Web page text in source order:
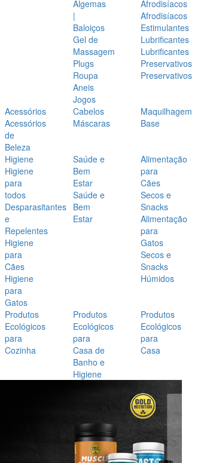
Algemas
|
Baloiços
Gel de
Massagem
Plugs
Roupa
Aneis
Jogos
Afrodisíacos
Afrodisíacos
Estimulantes
Lubrificantes
Lubrificantes
Preservativos
Preservativos
Acessórios
Acessórios
de
Beleza
Cabelos
Máscaras
Maquilhagem
Base
Higiene
Higiene
para
todos
Desparasitantes
e
Repelentes
Higiene
para
Cães
Higiene
para
Gatos
Saúde e
Bem
Estar
Saúde e
Bem
Estar
Alimentação
para
Cães
Secos e
Snacks
Alimentação
para
Gatos
Secos e
Snacks
Húmidos
Produtos
Ecológicos
para
Cozinha
Produtos
Ecológicos
para
Casa de
Banho e
Higiene
Produtos
Ecológicos
para
Casa